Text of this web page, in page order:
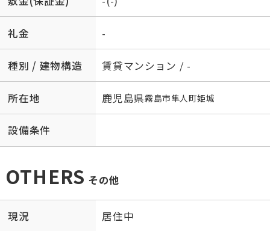
礼金 -
種別 / 建物構造 賃貸マンション / -
所在地 鹿児島県霧島市隼人町姫城
設備条件
OTHERS その他
現況 居住中